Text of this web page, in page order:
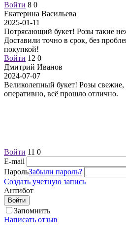
Войти 8 0
Екатерина Васильева
2025-01-11
Потрясающий букет! Розы такие
Доставили точно в срок, без
покупкой!
Войти 12 0
Дмитрий Иванов
2024-07-07
Великолепный букет! Розы свежие,
оперативно, всё прошло отлично.
Войти 11 0
E-mail
ПарольЗабыли пароль?
Создать учетную запись
Антибот
Войти
Запомнить
Написать отзыв